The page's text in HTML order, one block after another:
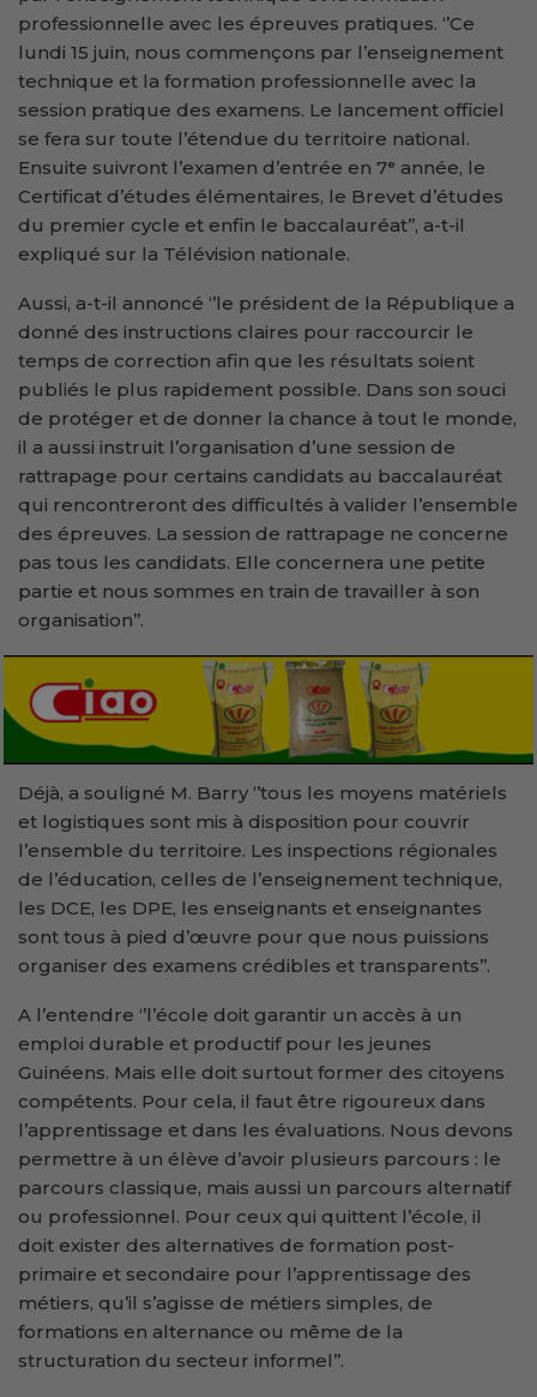
professionnelle avec les épreuves pratiques. ‘’Ce
lundi 15 juin, nous commençons par l’enseignement
technique et la formation professionnelle avec la
session pratique des examens. Le lancement officiel
se fera sur toute l’étendue du territoire national.
Ensuite suivront l’examen d’entrée en 7ᵉ année, le
Certificat d’études élémentaires, le Brevet d’études
du premier cycle et enfin le baccalauréat’’, a-t-il
expliqué sur la Télévision nationale.
Aussi, a-t-il annoncé ‘’le président de la République a
donné des instructions claires pour raccourcir le
temps de correction afin que les résultats soient
publiés le plus rapidement possible. Dans son souci
de protéger et de donner la chance à tout le monde,
il a aussi instruit l’organisation d’une session de
rattrapage pour certains candidats au baccalauréat
qui rencontreront des difficultés à valider l’ensemble
des épreuves. La session de rattrapage ne concerne
pas tous les candidats. Elle concernera une petite
partie et nous sommes en train de travailler à son
organisation’’.
Déjà, a souligné M. Barry ‘’tous les moyens matériels
et logistiques sont mis à disposition pour couvrir
l’ensemble du territoire. Les inspections régionales
de l’éducation, celles de l’enseignement technique,
les DCE, les DPE, les enseignants et enseignantes
sont tous à pied d’œuvre pour que nous puissions
organiser des examens crédibles et transparents’’.
A l’entendre ‘’l’école doit garantir un accès à un
emploi durable et productif pour les jeunes
Guinéens. Mais elle doit surtout former des citoyens
compétents. Pour cela, il faut être rigoureux dans
l’apprentissage et dans les évaluations. Nous devons
permettre à un élève d’avoir plusieurs parcours : le
parcours classique, mais aussi un parcours alternatif
ou professionnel. Pour ceux qui quittent l’école, il
doit exister des alternatives de formation post-
primaire et secondaire pour l’apprentissage des
métiers, qu’il s’agisse de métiers simples, de
formations en alternance ou même de la
structuration du secteur informel’’.